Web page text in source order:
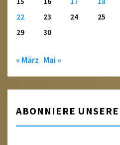
22
23 24 25
29
30
« März Mai »
ABONNIERE